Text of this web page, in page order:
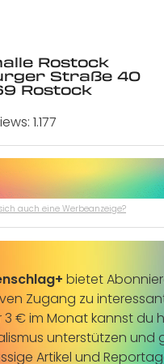
Rostock
Straße 40
Rostock
1.177
auch eine Werbeanzeige?
bietet
Zugang zu
3 € im Monat kannst du
unterstützen und
Artikel und